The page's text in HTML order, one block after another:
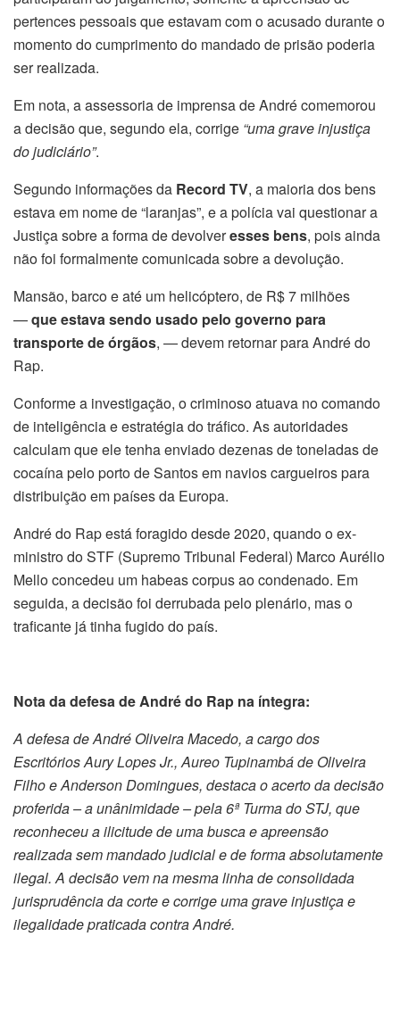
pertences pessoais que estavam com o acusado durante o
momento do cumprimento do mandado de prisão poderia
ser realizada.
Em nota, a assessoria de imprensa de André comemorou
a decisão que, segundo ela, corrige “uma grave injustiça
do judiciário”.
Segundo informações da Record TV, a maioria dos bens
estava em nome de “laranjas”, e a polícia vai questionar a
Justiça sobre a forma de devolveresses bens, pois ainda
não foi formalmente comunicada sobre a devolução.
Mansão, barco e até um helicóptero, de R$ 7 milhões
—que estava sendo usado pelo governo para
transporte de órgãos, — devem retornar para André do
Rap.
Conforme a investigação, o criminoso atuava no comando
de inteligência e estratégia do tráfico. As autoridades
calculam que ele tenha enviado dezenas de toneladas de
cocaína pelo porto de Santos em navios cargueiros para
distribuição em países da Europa.
André do Rap está foragido desde 2020, quando o ex-
ministro do STF (Supremo Tribunal Federal) Marco Aurélio
Mello concedeu um habeas corpus ao condenado. Em
seguida, a decisão foi derrubada pelo plenário, mas o
traficante já tinha fugido do país.
Nota da defesa de André do Rap na íntegra:
A defesa de André Oliveira Macedo, a cargo dos
Escritórios Aury Lopes Jr., Aureo Tupinambá de Oliveira
Filho e Anderson Domingues, destaca o acerto da decisão
proferida – a unânimidade – pela 6ª Turma do STJ, que
reconheceu a ilicitude de uma busca e apreensão
realizada sem mandado judicial e de forma absolutamente
ilegal. A decisão vem na mesma linha de consolidada
jurisprudência da corte e corrige uma grave injustiça e
ilegalidade praticada contra André.